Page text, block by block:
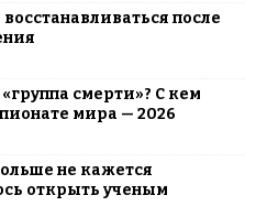
после
смерти»? С кем
мира — 2026
не кажется
открыть ученым